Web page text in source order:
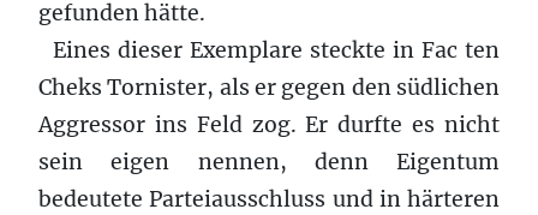
gefunden hätte.
Eines dieser Exemplare steckte in Fac ten
Cheks Tornister, als er gegen den südlichen
Aggressor ins Feld zog. Er durfte es nicht
sein eigen nennen, denn Eigentum
bedeutete Parteiausschluss und in härteren